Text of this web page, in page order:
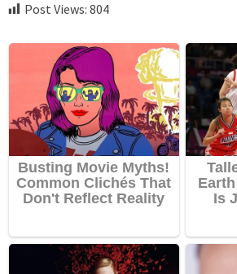
Post Views: 804